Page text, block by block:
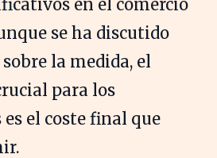
en el comercio
se ha discutido
la medida, el
para los
el coste final que